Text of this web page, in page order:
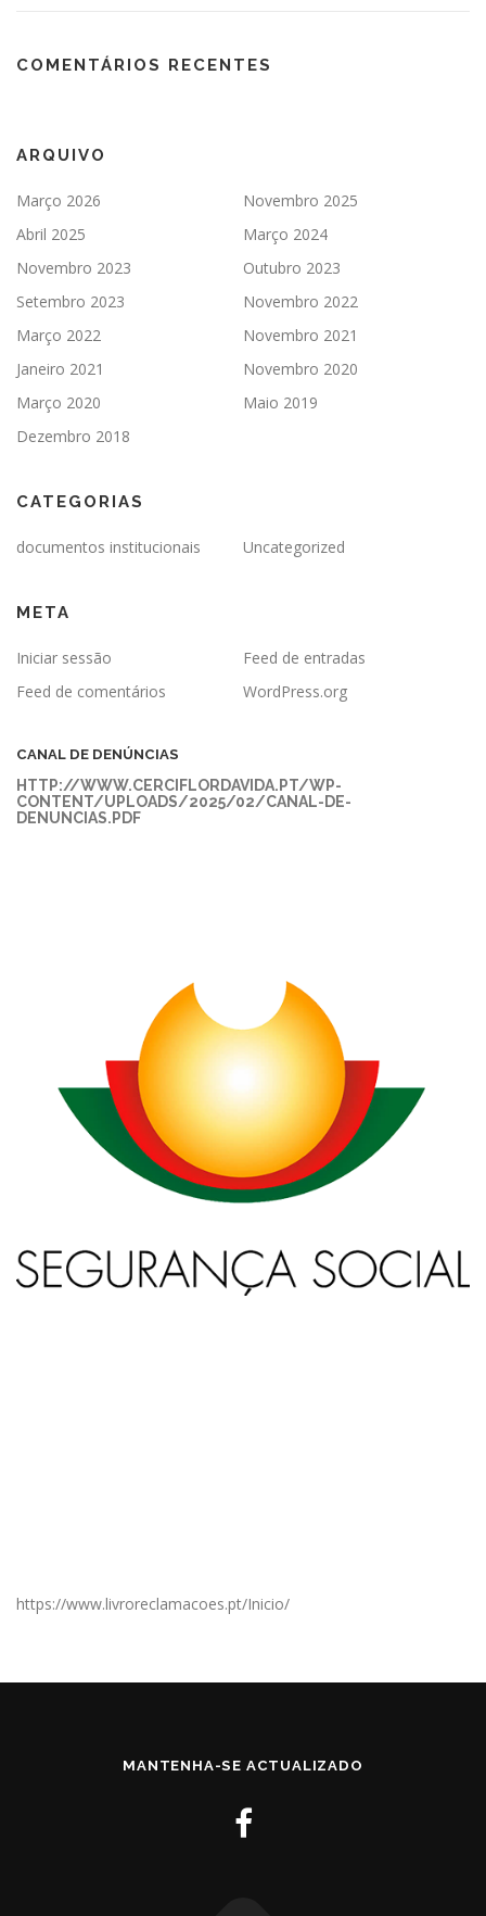
COMENTÁRIOS RECENTES
ARQUIVO
Março 2026
Novembro 2025
Abril 2025
Março 2024
Novembro 2023
Outubro 2023
Setembro 2023
Novembro 2022
Março 2022
Novembro 2021
Janeiro 2021
Novembro 2020
Março 2020
Maio 2019
Dezembro 2018
CATEGORIAS
documentos institucionais Uncategorized
META
Iniciar sessão
Feed de entradas
Feed de comentários
WordPress.org
CANAL DE DENÚNCIAS
HTTP://WWW.CERCIFLORDAVIDA.PT/WP-
CONTENT/UPLOADS/2025/02/CANAL-DE-
DENUNCIAS.PDF
https://www.livroreclamacoes.pt/Inicio/
MANTENHA-SE ACTUALIZADO